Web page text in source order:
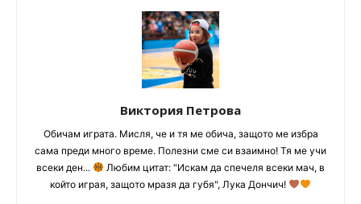
Виктория Петрова
Обичам играта. Мисля, че и тя ме обича, защото ме избра
сама преди много време. Полезни сме си взаимно! Тя ме учи
всеки ден...
Любим цитат: "Искам да спечеля всеки мач, в
който играя, защото мразя да губя", Лука Дончич!